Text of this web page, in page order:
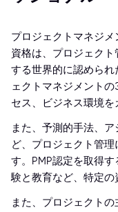
プロジェクトマネジ
資格は、プロジェク
する世界的に認めら
ェクトマネジメント
セス、ビジネス環境を
また、予測的手法、
ど、プロジェクト管
す。PMP認定を取得
験と教育など、特定の
また、プロジェクト